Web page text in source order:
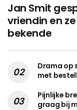
Jan Smit
vriendin en
bekende
Drama op
met
Pijnlijke
graag bij